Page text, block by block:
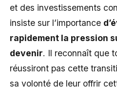
et des investissements
insiste sur l’importance
rapidement la pression
devenir. Il reconnaît que
réussiront pas cette
sa volonté de leur offrir